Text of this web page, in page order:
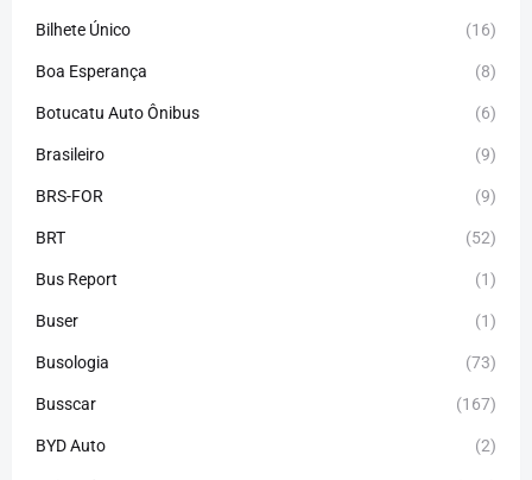
Bilhete Único (16)
Boa Esperança (8)
Botucatu Auto Ônibus (6)
Brasileiro (9)
BRS-FOR (9)
BRT (52)
Bus Report (1)
Buser (1)
Busologia (73)
Busscar (167)
BYD Auto (2)